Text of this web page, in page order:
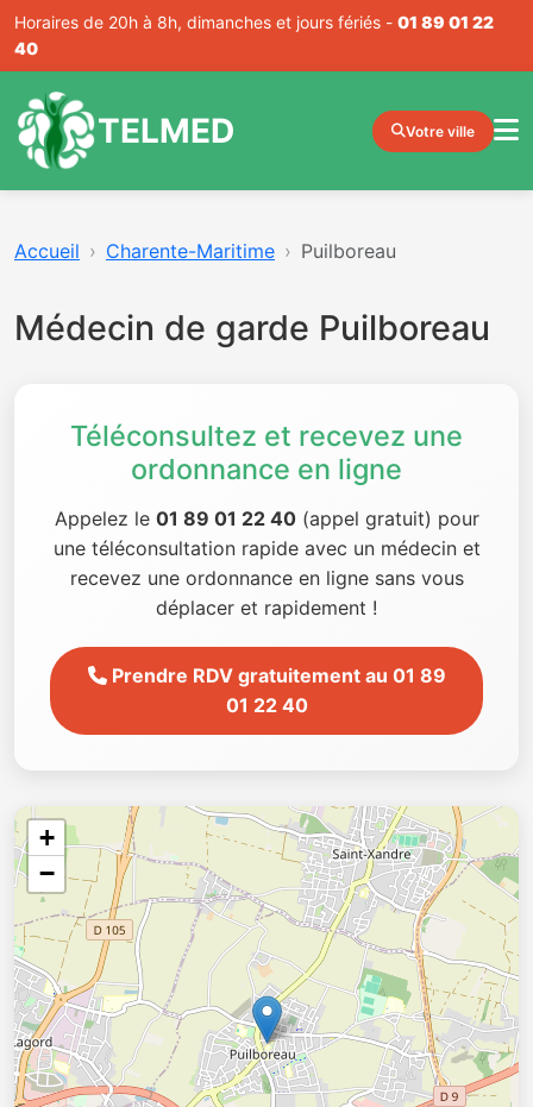
Horaires de 20h à 8h, dimanches et jours fériés - 01 89 01 22
40
TELMED Votre ville
Accueil Charente-Maritime Puilboreau
Médecin de garde Puilboreau
Téléconsultez et recevez une
ordonnance en ligne
Appelez le 01 89 01 22 40(appel gratuit) pour
une téléconsultation rapide avec un médecin et
recevez une ordonnance en ligne sans vous
déplacer et rapidement !
Prendre RDV gratuitement au 01 89
01 22 40
+
−